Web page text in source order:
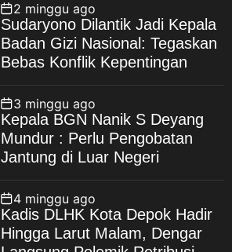
2 minggu ago
Sudaryono Dilantik Jadi Kepala
Badan Gizi Nasional: Tegaskan
Bebas Konflik Kepentingan
3 minggu ago
Kepala BGN Nanik S Deyang
Mundur : Perlu Pengobatan
Jantung di Luar Negeri
4 minggu ago
Kadis DLHK Kota Depok Hadir
Hingga Larut Malam, Dengar